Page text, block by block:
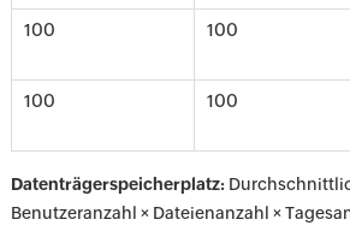
100 100
100 100
Datenträgerspeicherplatz:
Benutzeranzahl × Dateienanzahl ×